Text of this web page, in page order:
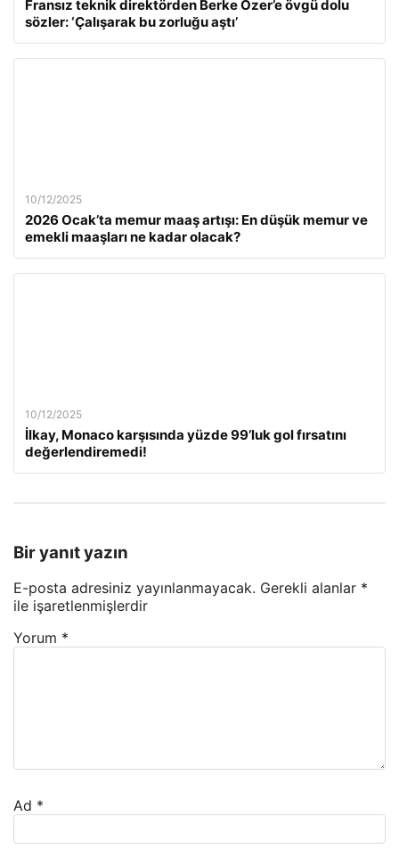
Fransız teknik direktörden Berke Özer’e övgü dolu
sözler: ‘Çalışarak bu zorluğu aştı’
10/12/2025
2026 Ocak’ta memur maaş artışı: En düşük memur ve
emekli maaşları ne kadar olacak?
10/12/2025
İlkay, Monaco karşısında yüzde 99’luk gol fırsatını
değerlendiremedi!
Bir yanıt yazın
E-posta adresiniz yayınlanmayacak. Gerekli alanlar *
ile işaretlenmişlerdir
Yorum *
Ad *